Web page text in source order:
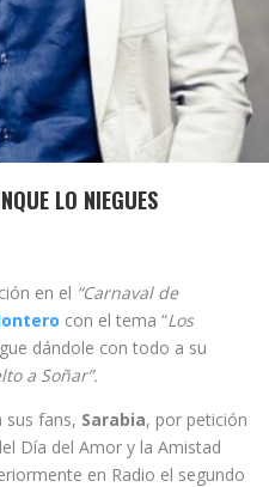
LO NIEGUES
en el “Carnaval de
con el tema “Los
dándole con todo a su
a Soñar”.
sus fans, Sarabia, por petición
Día del Amor y la Amistad
en Radio el segundo